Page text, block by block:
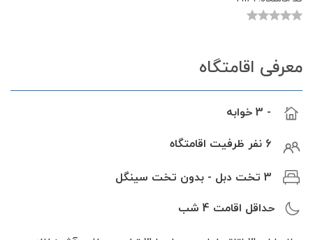
معرفی اقامتگاه
- 3 خوابه
6 نفر ظرفیت اقامتگاه
3 تخت دبل - بدون تخت سینگل
حداقل اقامت 4 شب